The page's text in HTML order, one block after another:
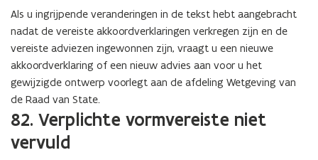
Als u ingrijpende veranderingen in de tekst hebt aangebracht
nadat de vereiste akkoordverklaringen verkregen zijn en de
vereiste adviezen ingewonnen zijn, vraagt u een nieuwe
akkoordverklaring of een nieuw advies aan voor u het
gewijzigde ontwerp voorlegt aan de afdeling Wetgeving van
de Raad van State.
82. Verplichte vormvereiste niet
vervuld